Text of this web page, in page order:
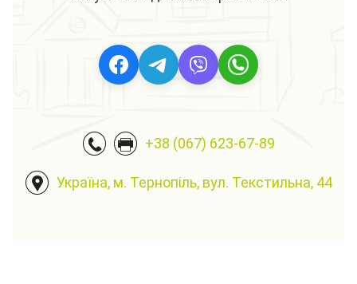
+38 (067) 623-67-89
Україна, м. Тернопіль, вул. Текстильна, 44